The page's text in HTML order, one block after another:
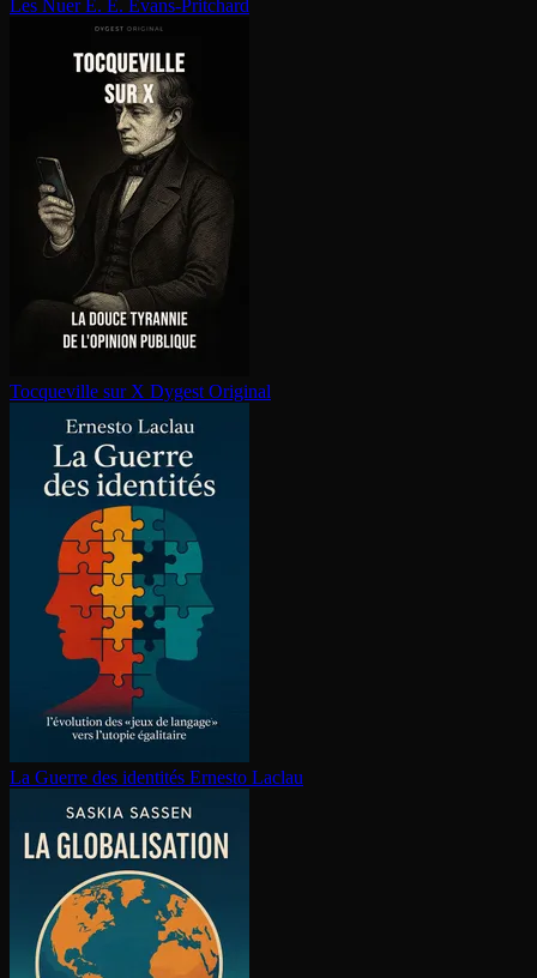
Les Nuer E. E. Evans-Pritchard
Tocqueville sur X Dygest Original
La Guerre des identités Ernesto Laclau